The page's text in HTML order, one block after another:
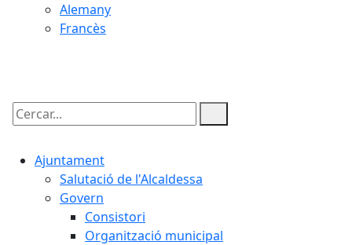
Alemany
Francès
Cercar:
Ajuntament
Salutació de l'Alcaldessa
Govern
Consistori
Organització municipal